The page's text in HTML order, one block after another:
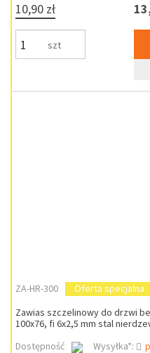
10,90 zł
szt
ZA-HR-300
Oferta specjalna
Zawias szczelinowy do drzwi
100x76, fi 6x2,5 mm stal
Dostępność
Wysyłka*: